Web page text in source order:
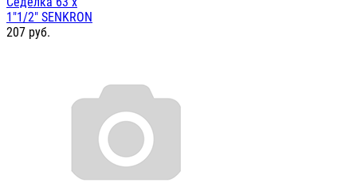
1"1/2" SENKRON
207 руб.